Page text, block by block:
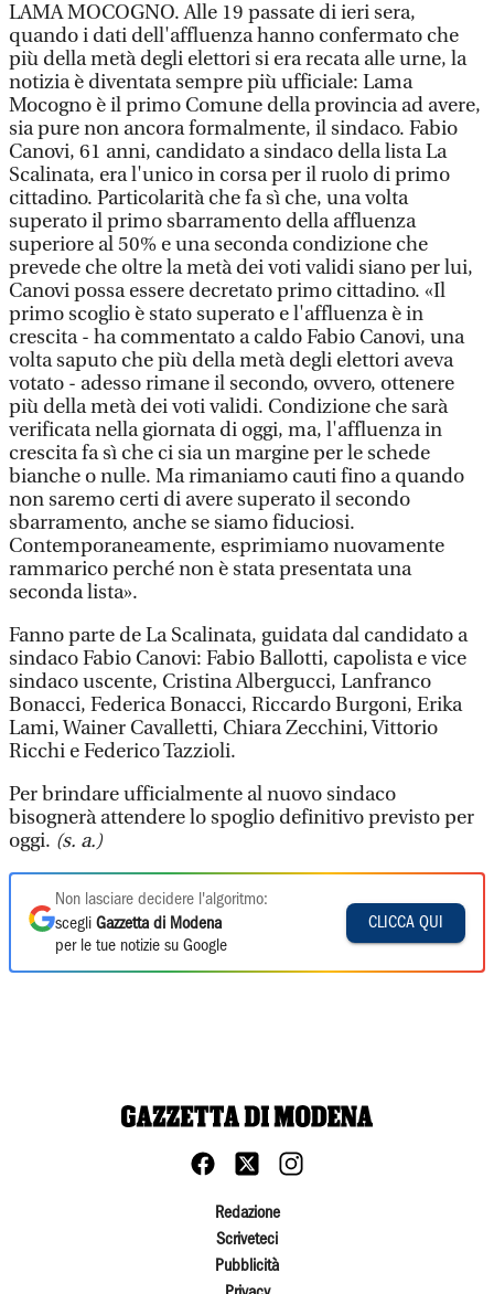
LAMA MOCOGNO. Alle 19 passate di ieri sera,
quando i dati dell'affluenza hanno confermato che
più della metà degli elettori si era recata alle urne, la
notizia è diventata sempre più ufficiale: Lama
Mocogno è il primo Comune della provincia ad avere,
sia pure non ancora formalmente, il sindaco. Fabio
Canovi, 61 anni, candidato a sindaco della lista La
Scalinata, era l'unico in corsa per il ruolo di primo
cittadino. Particolarità che fa sì che, una volta
superato il primo sbarramento della affluenza
superiore al 50% e una seconda condizione che
prevede che oltre la metà dei voti validi siano per lui,
Canovi possa essere decretato primo cittadino. «Il
primo scoglio è stato superato e l'affluenza è in
crescita - ha commentato a caldo Fabio Canovi, una
volta saputo che più della metà degli elettori aveva
votato - adesso rimane il secondo, ovvero, ottenere
più della metà dei voti validi. Condizione che sarà
verificata nella giornata di oggi, ma, l'affluenza in
crescita fa sì che ci sia un margine per le schede
bianche o nulle. Ma rimaniamo cauti fino a quando
non saremo certi di avere superato il secondo
sbarramento, anche se siamo fiduciosi.
Contemporaneamente, esprimiamo nuovamente
rammarico perché non è stata presentata una
seconda lista».
Fanno parte de La Scalinata, guidata dal candidato a
sindaco Fabio Canovi: Fabio Ballotti, capolista e vice
sindaco uscente, Cristina Albergucci, Lanfranco
Bonacci, Federica Bonacci, Riccardo Burgoni, Erika
Lami, Wainer Cavalletti, Chiara Zecchini, Vittorio
Ricchi e Federico Tazzioli.
Per brindare ufficialmente al nuovo sindaco
bisognerà attendere lo spoglio definitivo previsto per
oggi. (s. a.)
Non lasciare decidere l'algoritmo:
scegli Gazzetta di Modena
per le tue notizie su Google
CLICCA QUI
Redazione
Scriveteci
Pubblicità